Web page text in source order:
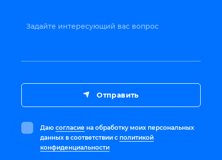
Задайте интересующий вас вопрос
Даю согласие на обработку моих персональных
данных в соответствии с политикой
конфиденциальности
Отправить